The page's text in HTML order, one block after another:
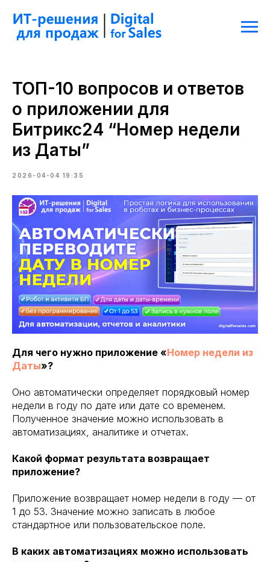
ТОП-10 вопросов и ответов
о приложении для
Битрикс24 “Номер недели
из Даты”
2026-04-04 19:35
Для чего нужно приложение «Номер недели из
Даты»?
Оно автоматически определяет порядковый номер
недели в году по дате или дате со временем.
Полученное значение можно использовать в
автоматизациях, аналитике и отчетах.
Какой формат результата возвращает
приложение?
Приложение возвращает номер недели в году — от
1 до 53. Значение можно записать в любое
стандартное или пользовательское поле.
В каких автоматизациях можно использовать